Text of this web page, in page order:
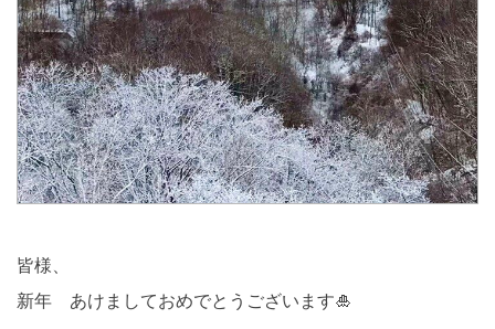
皆様、
新年 あけましておめでとうございます🎍